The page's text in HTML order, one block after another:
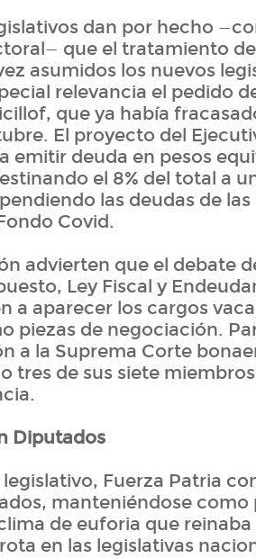
dan por hecho
que el tratamiento
asumidos los nuevos
relevancia el pedido
que ya había
El proyecto del
emitir deuda en pesos
el 8% del total a
las deudas de
Covid.
advierten que el debate
Ley Fiscal y
a aparecer los cargos
piezas de negociación.
a la Suprema Corte
tres de sus siete
Diputados
Fuerza Patria
manteniéndose
de euforia que reinaba
en las legislativas